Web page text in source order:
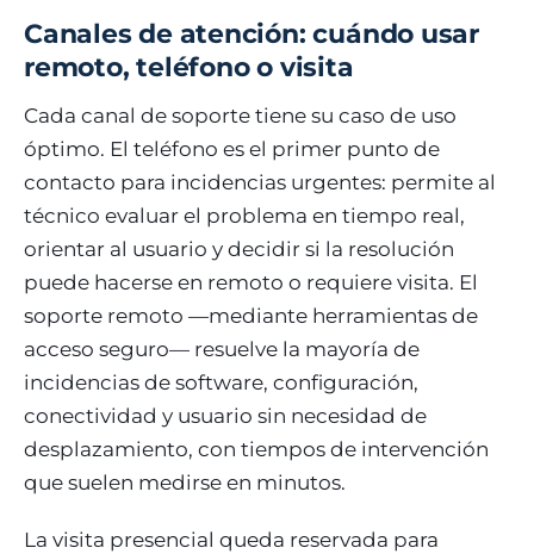
Canales de atención: cuándo usar
remoto, teléfono o visita
Cada canal de soporte tiene su caso de uso
óptimo. El teléfono es el primer punto de
contacto para incidencias urgentes: permite al
técnico evaluar el problema en tiempo real,
orientar al usuario y decidir si la resolución
puede hacerse en remoto o requiere visita. El
soporte remoto —mediante herramientas de
acceso seguro— resuelve la mayoría de
incidencias de software, configuración,
conectividad y usuario sin necesidad de
desplazamiento, con tiempos de intervención
que suelen medirse en minutos.
La visita presencial queda reservada para